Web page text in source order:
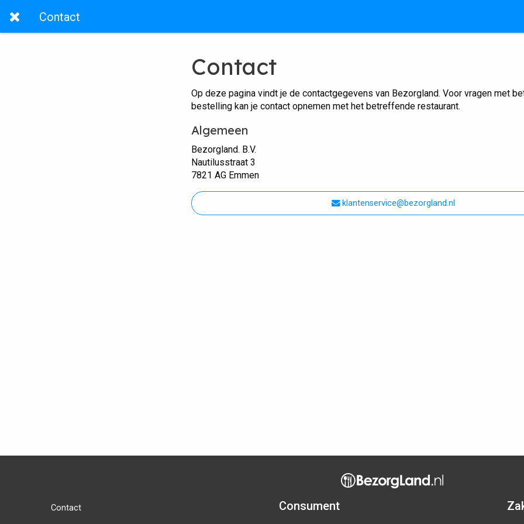
Contact
Contact
Op deze pagina vindt je de contactgegevens van Bezorgland. Voor vragen met
bestelling kan je contact opnemen met het betreffende restaurant.
Algemeen
Bezorgland. B.V.
Nautilusstraat 3
7821 AG Emmen
klantenservice@bezorgland.nl
Contact Consument